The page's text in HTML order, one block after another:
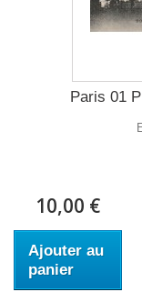
Paris 01
10,00 €
Ajouter au
panier